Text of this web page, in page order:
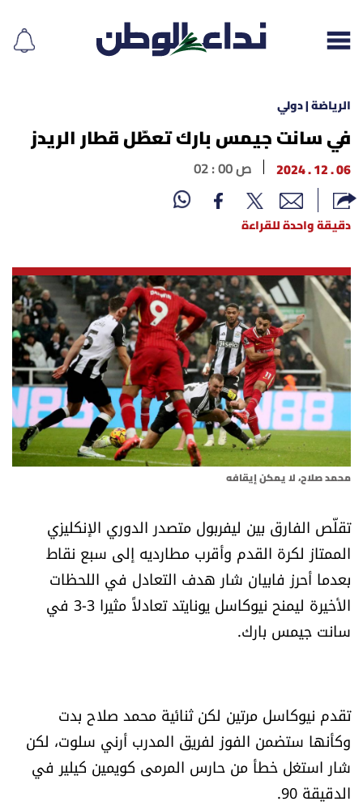
إقرأ الجريدة
لبنان
نداء اليوم
محليات
أسرار
متفرقات
نداء القرّاء
خاص الموقع
كتّابنا
تحت المجهر
العالم
الصحافة الإسرائيلية
الرياضة | دولي
في سانت جيمس بارك تعطّل قطار الريدز
06 . 12 . 2024 02 : 00 ص
دقيقة واحدة للقراءة
محمد صلاح، لا يمكن إيقافه
تقلّص الفارق بين ليفربول متصدر الدوري الإنكليزي
الممتاز لكرة القدم وأقرب مطارديه إلى سبع نقاط
بعدما أحرز فابيان شار هدف التعادل في اللحظات
الأخيرة ليمنح نيوكاسل يونايتد تعادلاً مثيرا 3-3 في
سانت جيمس بارك.
تقدم نيوكاسل مرتين لكن ثنائية محمد صلاح بدت
وكأنها ستضمن الفوز لفريق المدرب أرني سلوت، لكن
شار استغل خطأ من حارس المرمى كويمين كيلير في
الدقيقة 90.